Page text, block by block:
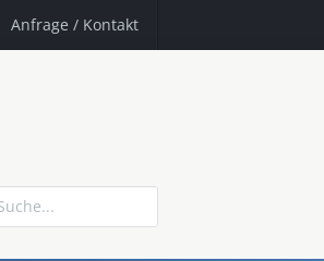
Anfrage / Kontakt